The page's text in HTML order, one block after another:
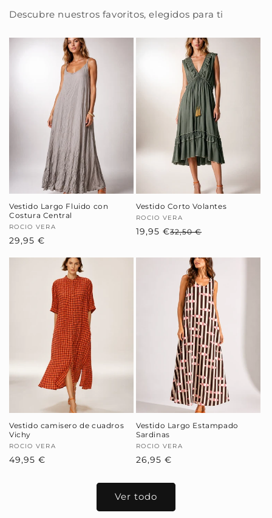
Descubre nuestros favoritos, elegidos para ti
Vestido Largo Fluido con
Costura Central
Proveedor:
ROCIO VERA
Precio
29,95 €
Vestido Corto Volantes
Proveedor:
ROCIO VERA
32,50 €
oferta
19,95 €
Vestido camisero de cuadros
Vichy
Proveedor:
ROCIO VERA
Precio
49,95 €
Vestido Largo Estampado
Sardinas
Proveedor:
ROCIO VERA
Precio
26,95 €
Ver todo